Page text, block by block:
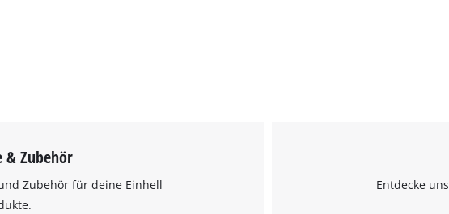
& Zubehör
Zubehör für deine Einhell
Entdecke